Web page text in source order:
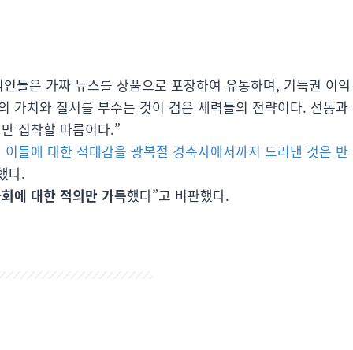
들은 가짜 뉴스를 상품으로 포장하여 유통하며, 기득권 이익
가치와 질서를 부수는 것이 검은 세력들의 전략이다. 선동과
집착할 따름이다.”
들에 대한 적대감을 광복절 경축사에서까지 드러낸 것은 반
다.
에 대한 적의만 가득했다”고 비판했다.